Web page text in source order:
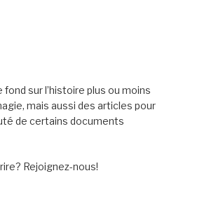
sur l’histoire plus ou moins
mais aussi des articles pour
de certains documents
Rejoignez-nous!